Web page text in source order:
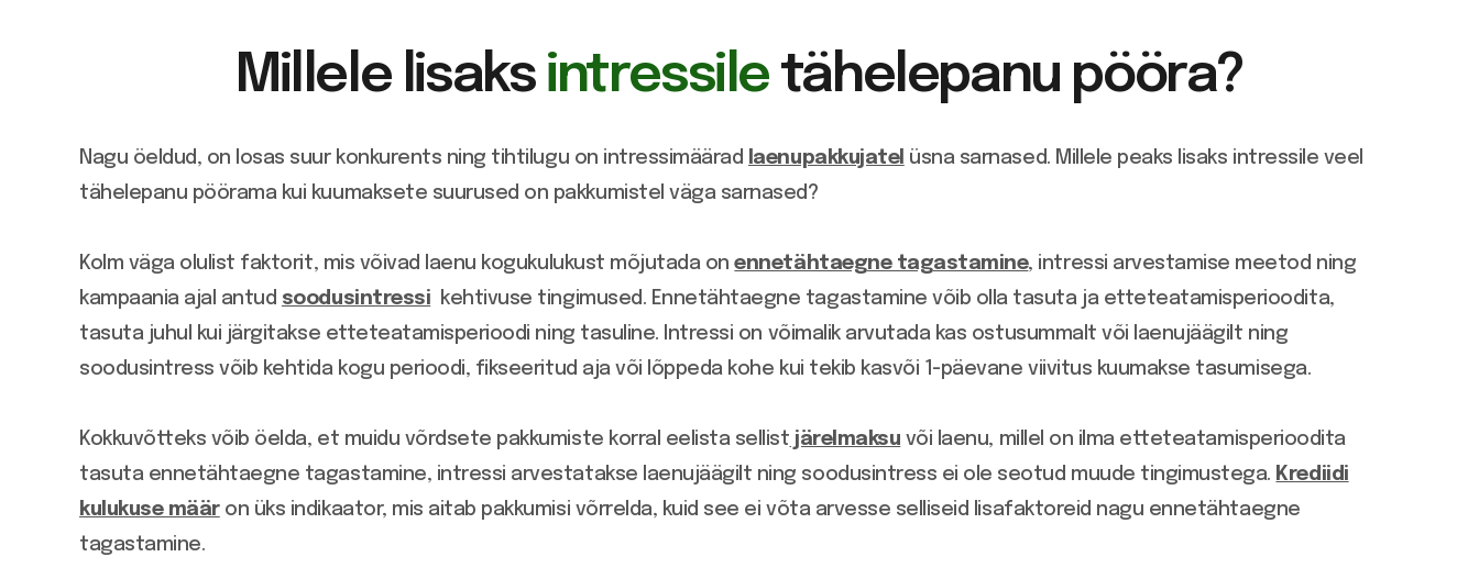
Millele lisaks intressile tähelepanu pööra?
Nagu öeldud, on losas suur konkurents ning tihtilugu on intressimäärad laenupakkujatel üsna sarnased. Millele peaks lisaks intressile veel
tähelepanu pöörama kui kuumaksete suurused on pakkumistel väga sarnased?
Kolm väga olulist faktorit, mis võivad laenu kogukulukust mõjutada onennetähtaegne tagastamine, intressi arvestamise meetod ning
kampaania ajal antud soodusintressi kehtivuse tingimused. Ennetähtaegne tagastamine võib olla tasuta ja etteteatamisperioodita,
tasuta juhul kui järgitakse etteteatamisperioodi ning tasuline. Intressi on võimalik arvutada kas ostusummalt või laenujäägilt ning
soodusintress võib kehtida kogu perioodi, fikseeritud aja või lõppeda kohe kui tekib kasvõi 1-päevane viivitus kuumakse tasumisega.
Kokkuvõtteks võib öelda, et muidu võrdsete pakkumiste korral eelista sellist järelmaksu või laenu, millel on ilma etteteatamisperioodita
tasuta ennetähtaegne tagastamine, intressi arvestatakse laenujäägilt ning soodusintress ei ole seotud muude tingimustega. Krediidi
kulukuse määron üks indikaator, mis aitab pakkumisi võrrelda, kuid see ei võta arvesse selliseid lisafaktoreid nagu ennetähtaegne
tagastamine.